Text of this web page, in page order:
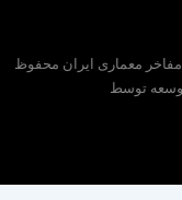
ایران محفوظ